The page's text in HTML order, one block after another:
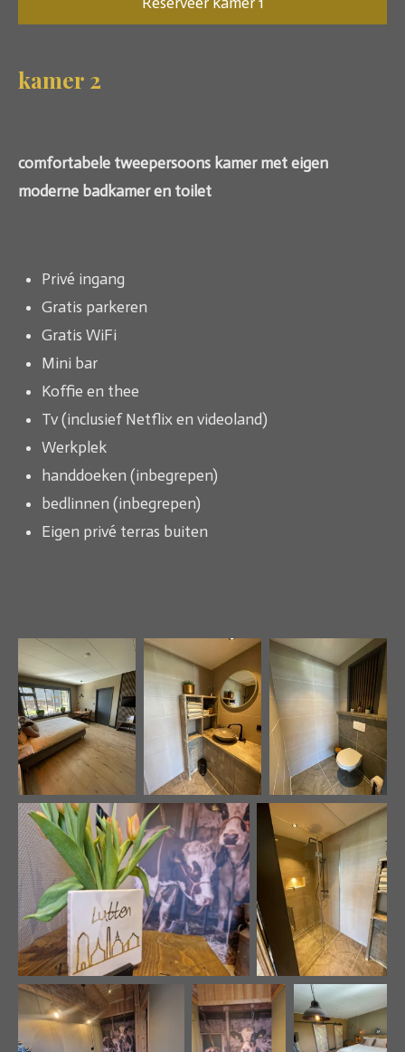
kamer 2
comfortabele tweepersoons kamer met eigen
moderne badkamer en toilet
Privé ingang
Gratis parkeren
Gratis WiFi
Mini bar
Koffie en thee
Tv (inclusief Netflix en videoland)
Werkplek
handdoeken (inbegrepen)
bedlinnen (inbegrepen)
Eigen privé terras buiten